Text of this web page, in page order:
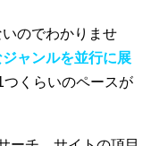
のでわかりませ
ャンルを並行に展
くらいのペースが